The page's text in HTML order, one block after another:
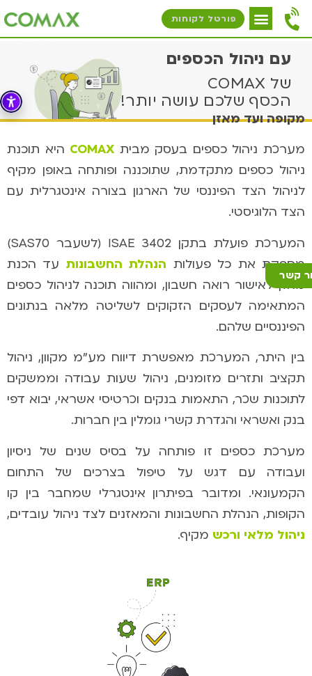
פורטל לקוחות
קשר
עם ניהול הכספים
של COMAX
הכסף שלכם עושה יותר!
מקופה ועד מאזן
מערכת ניהול כספים בעסק מבית COMAX היא תוכנת
ניהול כספים מתקדמת, שתוכננה ופותחה באופן מקיף
לניהול הצד הפיננסי של הארגון בצורה אינטגרלית עם
הצד הלוגיסטי.
המערכת פועלת בתקן ISAE 3402 (לשעבר SAS70)
מספקת את כל פעולות הנהלת החשבונות עד הכנת
מאזן לאישור רואה חשבון, ומהווה תוכנה לניהול כספים
המתאימה לעסקים הזקוקים לשליטה מלאה בנתונים
הפיננסיים שלהם.
בין היתר, המערכת מאפשרת דיווח מע"מ מקוון, ניהול
תקציב ותזרים מזומנים, ניהול שעות עבודה וממשקים
לתוכנות שכר, התאמות בנקים וכרטיסי אשראי, יבוא דפי
בנק ואשראי והגדרת קשרי גומלין בין חברות.
מערכת כספים זו פותחה על בסיס שנים של ניסיון
ועבודה עם דגש על טיפול בצרכים של התחום
הקמעונאי. ומדובר בפיתרון אינטגרלי שמחבר בין קו
הקופות, הנהלת החשבונות והמאזנים לצד ניהול עובדים,
ניהול מלאי ורכש מקיף.